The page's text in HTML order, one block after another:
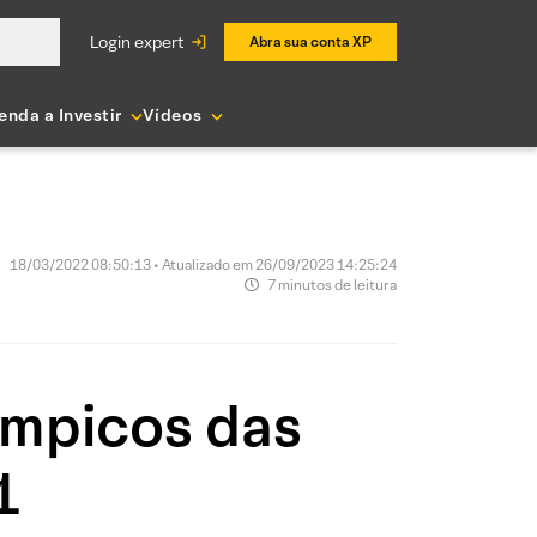
login expert Abra sua conta XP
a Investir Vídeos
18/03/2022 08:50:13 • Atualizado em 26/09/2023 14:25:24
7 minutos de leitura
das